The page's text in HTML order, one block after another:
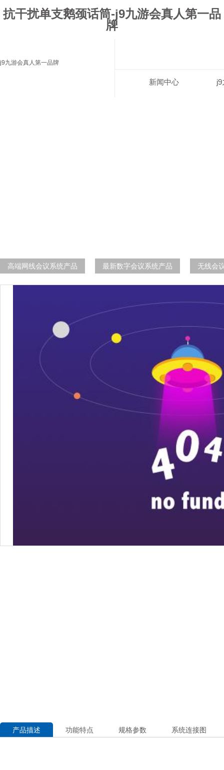
抗干扰单支鹅颈话筒-j9九游会真人第一品
牌
j9九游会真人第一品牌
新闻中心
高端网线会议系统产品 最新数字会议系统产品 无线会
产品描述 功能特点 规格参数 系统连接图